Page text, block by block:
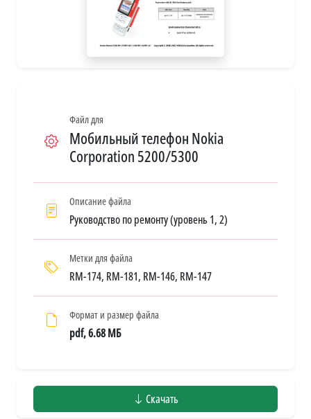
Файл для
Мобильный телефон Nokia
Corporation 5200/5300
Описание файла
Руководство по ремонту (уровень 1, 2)
Метки для файла
RM-174, RM-181, RM-146, RM-147
Формат и размер файла
pdf, 6.68 МБ
Скачать